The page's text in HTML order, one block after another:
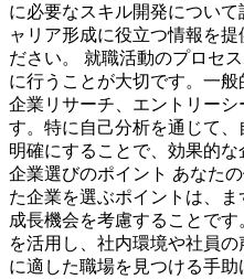
に必要なスキル開発につい
ャリア形成に役立つ情報を
ださい。 就職活動のプロセ
に行うことが大切です。一般
企業リサーチ、エントリー
す。特に自己分析を通じて
明確にすることで、効果的な
企業選びのポイント あなた
た企業を選ぶポイントは、ま
成長機会を考慮することで
を活用し、社内環境や社員
に適した職場を見つける手